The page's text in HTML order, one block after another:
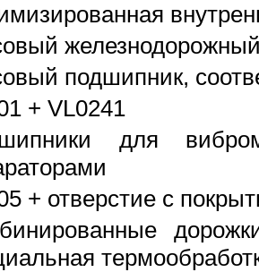
подшипник,
+ VL0241
для
+ отверстие с